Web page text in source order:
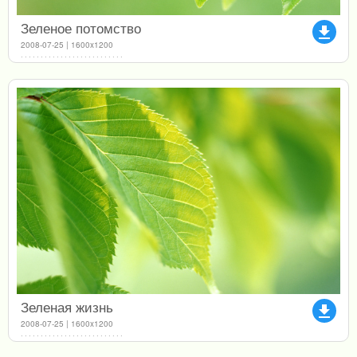
file_download
Зеленое потомство
2008-07-25 | 1600x1200
file_download
Зеленая жизнь
2008-07-25 | 1600x1200